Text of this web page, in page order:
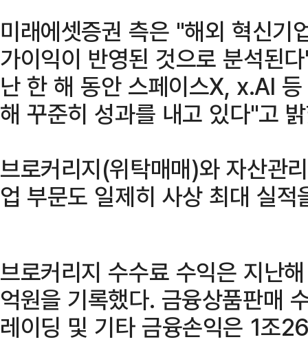
미래에셋증권 측은 "해외 혁신기
가이익이 반영된 것으로 분석된
난 한 해 동안 스페이스X, x.AI
해 꾸준히 성과를 내고 있다"고
브로커리지(위탁매매)와 자산관
업 부문도 일제히 사상 최대 실적
브로커리지 수수료 수익은 지난
억원을 기록했다. 금융상품판매
레이딩 및 기타 금융손익은 1조